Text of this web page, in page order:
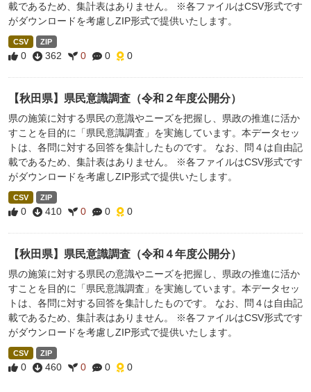
載であるため、集計表はありません。 ※各ファイルはCSV形式です
がダウンロードを考慮しZIP形式で提供いたします。
CSV ZIP
0 362 0 0 0
【秋田県】県民意識調査（令和２年度公開分）
県の施策に対する県民の意識やニーズを把握し、県政の推進に活か
すことを目的に「県民意識調査」を実施しています。本データセッ
トは、各問に対する回答を集計したものです。 なお、問４は自由記
載であるため、集計表はありません。 ※各ファイルはCSV形式です
がダウンロードを考慮しZIP形式で提供いたします。
CSV ZIP
0 410 0 0 0
【秋田県】県民意識調査（令和４年度公開分）
県の施策に対する県民の意識やニーズを把握し、県政の推進に活か
すことを目的に「県民意識調査」を実施しています。本データセッ
トは、各問に対する回答を集計したものです。 なお、問４は自由記
載であるため、集計表はありません。 ※各ファイルはCSV形式です
がダウンロードを考慮しZIP形式で提供いたします。
CSV ZIP
0 460 0 0 0